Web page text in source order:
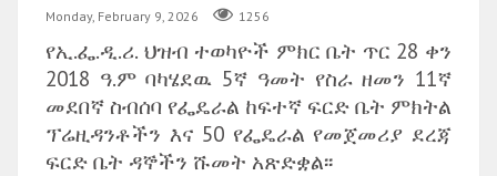
Monday, February 9, 2026 1256
የኢ.ፌ.ዲ.ሪ. ህዝብ ተወካዮች ምክር ቤት ጥር 28 ቀን
2018 ዓ.ም ባካሄደዉ 5ኛ ዓመት የስራ ዘመን 11ኛ
መደበኛ ስብሰባ የፌዴራል ከፍተኛ ፍርድ ቤት ምክትል
ፕሬዚዳንቶችን እና 50 የፌዴራል የመጀመሪያ ደረጃ
ፍርድ ቤት ዳኞችን ሹመት አጽድቋል፡፡